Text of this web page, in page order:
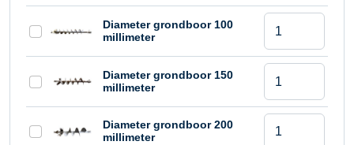
Diameter grondboor 100
millimeter
Diameter grondboor 150
millimeter
aantal
Diameter grondboor 200
millimeter